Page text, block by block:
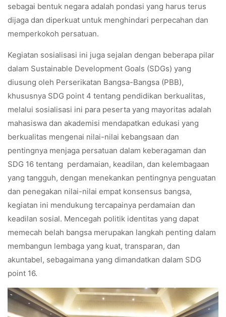
sebagai bentuk negara adalah pondasi yang harus terus
dijaga dan diperkuat untuk menghindari perpecahan dan
memperkokoh persatuan.
Kegiatan sosialisasi ini juga sejalan dengan beberapa pilar
dalam Sustainable Development Goals (SDGs) yang
diusung oleh Perserikatan Bangsa-Bangsa (PBB),
khususnya SDG point 4 tentang pendidikan berkualitas,
melalui sosialisasi ini para peserta yang mayoritas adalah
mahasiswa dan akademisi mendapatkan edukasi yang
berkualitas mengenai nilai-nilai kebangsaan dan
pentingnya menjaga persatuan dalam keberagaman dan
SDG 16 tentang perdamaian, keadilan, dan kelembagaan
yang tangguh, dengan menekankan pentingnya penguatan
dan penegakan nilai-nilai empat konsensus bangsa,
kegiatan ini mendukung tercapainya perdamaian dan
keadilan sosial. Mencegah politik identitas yang dapat
memecah belah bangsa merupakan langkah penting dalam
membangun lembaga yang kuat, transparan, dan
akuntabel, sebagaimana yang dimandatkan dalam SDG
point 16.